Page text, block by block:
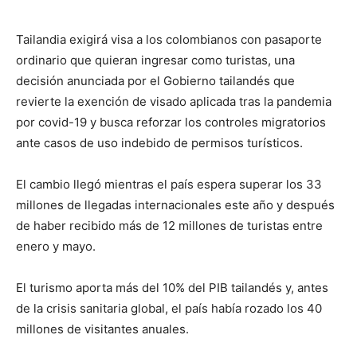
Tailandia exigirá visa a los colombianos con pasaporte
ordinario que quieran ingresar como turistas, una
decisión anunciada por el Gobierno tailandés que
revierte la exención de visado aplicada tras la pandemia
por covid-19 y busca reforzar los controles migratorios
ante casos de uso indebido de permisos turísticos.
El cambio llegó mientras el país espera superar los 33
millones de llegadas internacionales este año y después
de haber recibido más de 12 millones de turistas entre
enero y mayo.
El turismo aporta más del 10% del PIB tailandés y, antes
de la crisis sanitaria global, el país había rozado los 40
millones de visitantes anuales.